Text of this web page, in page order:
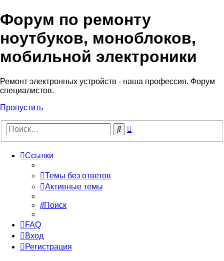
Регистрация
Форум по ремонту
ноутбуков, моноблоков,
мобильной электроники
Ремонт электронных устройств - наша профессия. Форум
специалистов.
Пропустить
Поиск
Ссылки
Темы без ответов
Активные темы
Поиск
FAQ
Вход
Регистрация